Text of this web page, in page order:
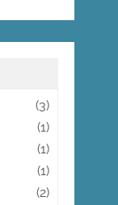
(3)
(1)
(1)
(1)
(2)